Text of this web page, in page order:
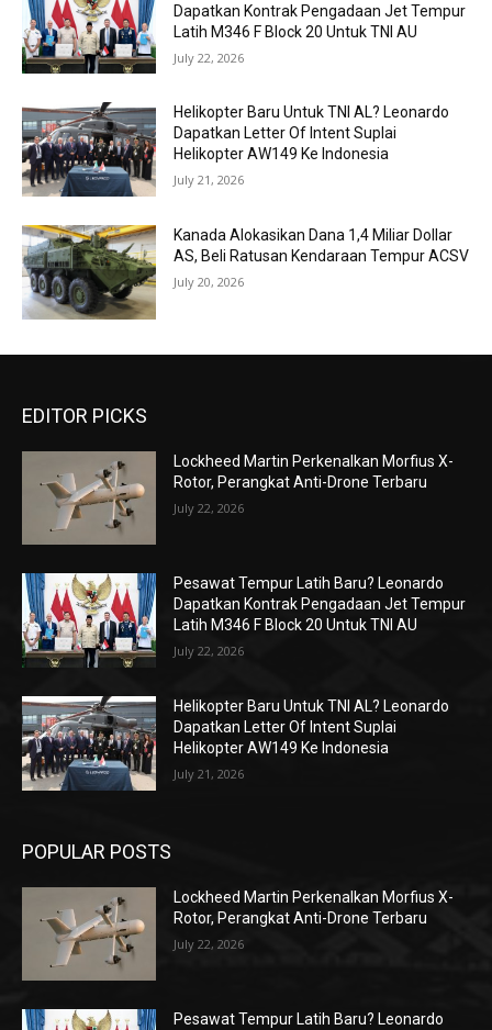
Dapatkan Kontrak Pengadaan Jet Tempur
Latih M346 F Block 20 Untuk TNI AU
July 22, 2026
Helikopter Baru Untuk TNI AL? Leonardo
Dapatkan Letter Of Intent Suplai
Helikopter AW149 Ke Indonesia
July 21, 2026
Kanada Alokasikan Dana 1,4 Miliar Dollar
AS, Beli Ratusan Kendaraan Tempur ACSV
July 20, 2026
EDITOR PICKS
Lockheed Martin Perkenalkan Morfius X-
Rotor, Perangkat Anti-Drone Terbaru
July 22, 2026
Pesawat Tempur Latih Baru? Leonardo
Dapatkan Kontrak Pengadaan Jet Tempur
Latih M346 F Block 20 Untuk TNI AU
July 22, 2026
Helikopter Baru Untuk TNI AL? Leonardo
Dapatkan Letter Of Intent Suplai
Helikopter AW149 Ke Indonesia
July 21, 2026
POPULAR POSTS
Lockheed Martin Perkenalkan Morfius X-
Rotor, Perangkat Anti-Drone Terbaru
July 22, 2026
Pesawat Tempur Latih Baru? Leonardo